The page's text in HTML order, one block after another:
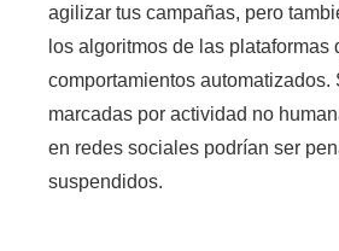
agilizar tus campañas, pero
los algoritmos de las plataformas
comportamientos automatizados.
marcadas por actividad no
en redes sociales podrían ser
suspendidos.